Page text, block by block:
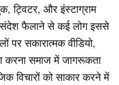
और इंस्टाग्राम
संदेश फैलाने से कई लोग इससे
पर सकारात्मक वीडियो,
करना समाज में जागरूकता
विचारों को साकार करने में